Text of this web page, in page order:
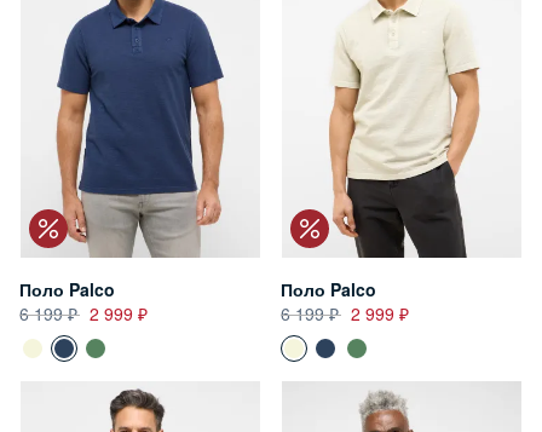
Поло Palco
6 199
2 999
Поло Palco
6 199
2 999